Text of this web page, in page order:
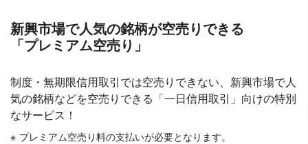
新興市場で人気の銘柄が空売りできる
「プレミアム空売り」
制度・無期限信用取引では空売りできない、新興市場で人
気の銘柄などを空売りできる「一日信用取引」向けの特別
なサービス！
プレミアム空売り料の支払いが必要となります。